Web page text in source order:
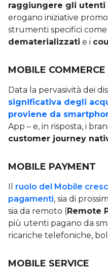
raggiungere gli utenti
erogano iniziative
strumenti specifici come
dematerializzati e i
MOBILE COMMERCE
Data la pervasività dei
significativa degli
proviene da
App – e, in risposta, i
customer journey
MOBILE PAYMENT
ruolo del Mobile
pagamenti, sia di
sia da remoto (Remote
più utenti pagano da
ricariche telefoniche,
MOBILE SERVICE